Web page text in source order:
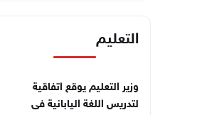
التعليم
وزير التعليم يوقع اتفاقية
لتدريس اللغة اليابانية فى